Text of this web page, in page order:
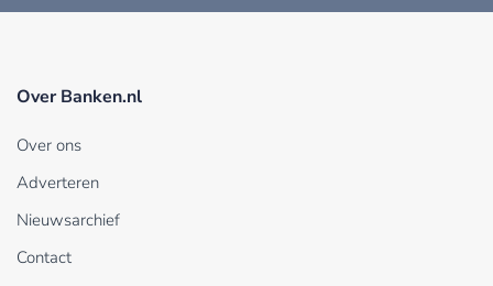
Over Banken.nl
Over ons
Adverteren
Nieuwsarchief
Contact